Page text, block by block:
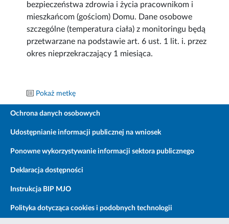
bezpieczeństwa zdrowia i życia pracownikom i
mieszkańcom (gościom) Domu. Dane osobowe
szczególne (temperatura ciała) z monitoringu będą
przetwarzane na podstawie art. 6 ust. 1 lit. i. przez
okres nieprzekraczający 1 miesiąca.
Pokaż metkę
Ochrona danych osobowych
Udostępnianie informacji publicznej na wniosek
Ponowne wykorzystywanie informacji sektora publicznego
Deklaracja dostępności
Instrukcja BIP MJO
Polityka dotycząca cookies i podobnych technologii